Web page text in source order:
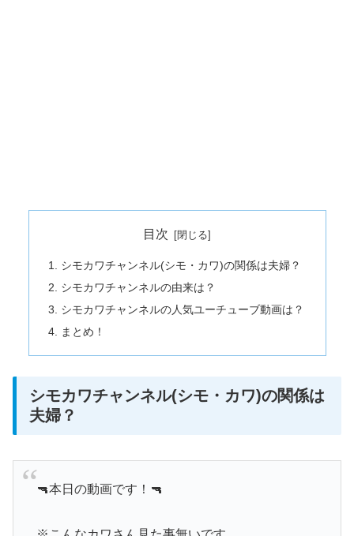
目次
シモカワチャンネル(シモ・カワ)の関係は夫婦？
シモカワチャンネルの由来は？
シモカワチャンネルの人気ユーチューブ動画は？
まとめ！
シモカワチャンネル(シモ・カワ)の関係は
夫婦？
🔫本日の動画です！🔫